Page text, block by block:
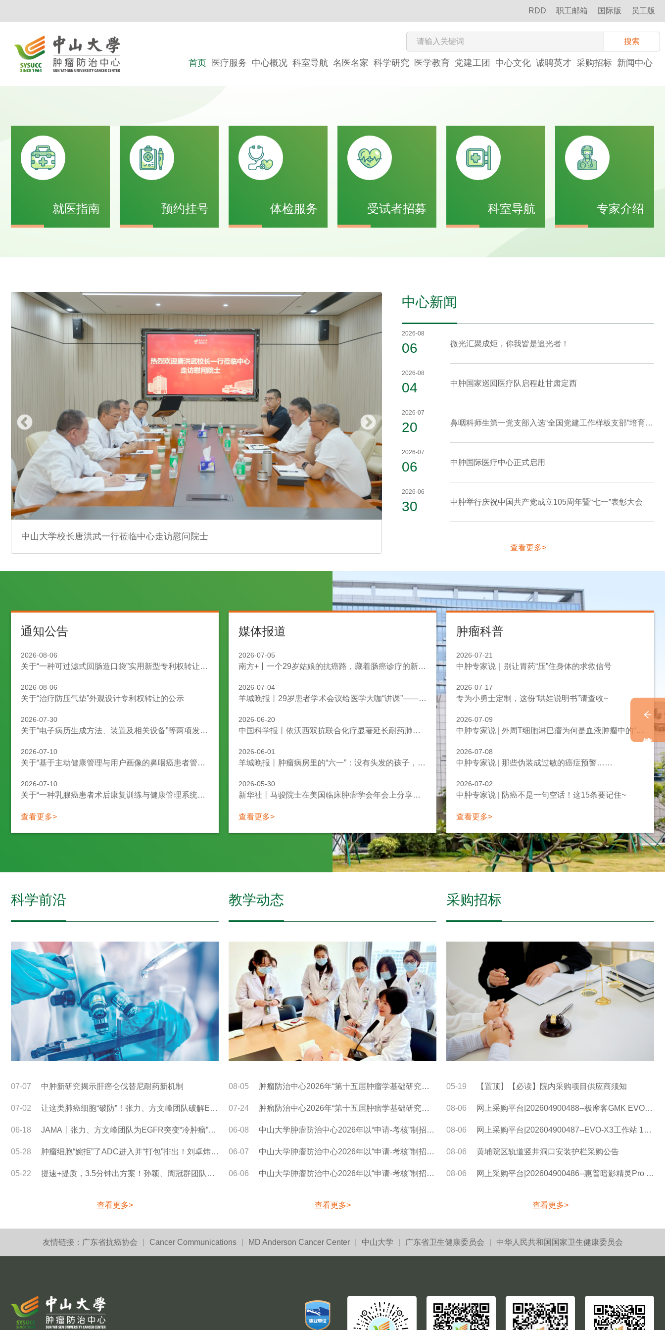
RDD 职工邮箱 国际版 员工版
搜索
首页 医疗服务 中心概况 科室导航 名医名家 科学研究 医学教育 党建工团 中心文化 诚聘英才 采购招标 新闻中心
就医指南 预约挂号 体检服务 受试者招募 科室导航 专家介绍
孙颖教授荣获“全国五一劳动奖章”
中心新闻
2026-08
06 微光汇聚成炬，你我皆是追光者！
2026-08
04 中肿国家巡回医疗队启程赴甘肃定西
2026-07
20 鼻咽科师生第一党支部入选“全国党建工作样板支部”培育创建单位
2026-07
06 中肿国际医疗中心正式启用
2026-06
30 中肿举行庆祝中国共产党成立105周年暨“七一”表彰大会
查看更多>
通知公告
2026-08-06
关于“一种可过滤式回肠造口袋”实用新型专利权转让的公示
2026-08-06
关于“治疗防压气垫”外观设计专利权转让的公示
2026-07-30
关于“电子病历生成方法、装置及相关设备”等两项发明专利申请权转让的公示
2026-07-10
关于“基于主动健康管理与用户画像的鼻咽癌患者管理机器人”发明专利申请权转让的公示
2026-07-10
关于“一种乳腺癌患者术后康复训练与健康管理系统和方法”发明专利申请权转让的公示
查看更多>
媒体报道
2026-07-05
南方+丨一个29岁姑娘的抗癌路，藏着肠癌诊疗的新方向
2026-07-04
羊城晚报丨29岁患者学术会议给医学大咖“讲课”——中国结直肠外科迈入“患者为本”时代
2026-06-20
中国科学报丨依沃西双抗联合化疗显著延长耐药肺癌总生存
2026-06-01
羊城晚报丨肿瘤病房里的“六一”：没有头发的孩子，有魔法
2026-05-30
新华社丨马骏院士在美国临床肿瘤学会年会上分享中国鼻咽癌诊疗之路
查看更多>
肿瘤科普
2026-07-21
中肿专家说｜别让胃药“压”住身体的求救信号
2026-07-17
专为小勇士定制，这份“哄娃说明书”请查收~
2026-07-09
中肿专家说 | 外周T细胞淋巴瘤为何是血液肿瘤中的“硬骨头”？
2026-07-08
中肿专家说 | 那些伪装成过敏的癌症预警……
2026-07-02
中肿专家说 | 防癌不是一句空话！这15条要记住~
查看更多>
科学前沿
07-07 中肿新研究揭示肝癌仑伐替尼耐药新机制
07-02 让这类肺癌细胞“破防”！张力、方文峰团队破解EGFR-TKI耐药难题
06-18 JAMA丨张力、方文峰团队为EGFR突变“冷肿瘤”患者带来免疫双抗生存获益新证据
05-28 肿瘤细胞“婉拒”了ADC进入并“打包”排出！刘卓炜团队发现尿路上皮癌治疗抵抗机制
05-22 提速+提质，3.5分钟出方案！孙颖、周冠群团队发布鼻咽癌AI放疗新进展
查看更多>
教学动态
08-05 肿瘤防治中心2026年“第十五届肿瘤学基础研究与临床诊治”全国优秀大学生夏令营接收营员名单
07-24 肿瘤防治中心2026年“第十五届肿瘤学基础研究与临床诊治”全国优秀大学生夏令营招生启事
06-08 中山大学肿瘤防治中心2026年以“申请-考核”制招收博士研究生拟录取名单（第四批）
06-07 中山大学肿瘤防治中心2026年以“申请-考核”制招收博士研究生第四批综合能力面试申请人名单及面试安排（第三批改报志愿补录面试）
06-06 中山大学肿瘤防治中心2026年以“申请-考核”制招收博士研究生改报志愿公告及计划（第三批改报志愿）
查看更多>
采购招标
05-19 【置顶】【必读】院内采购项目供应商须知
08-06 网上采购平台|202604900488--极摩客GMK EVO-X3 AMD锐龙AI Max+395迷你主机工作站采购公告
08-06 网上采购平台|202604900487--EVO-X3工作站 128G采购公告
08-06 黄埔院区轨道竖井洞口安装护栏采购公告
08-06 网上采购平台|202604900486--惠普暗影精灵Pro 16 Ultra9-290HX Plus笔记本电脑采购公告
查看更多>
友情链接： 广东省抗癌协会 Cancer Communications MD Anderson Cancer Center 中山大学 广东省卫生健康委员会 中华人民共和国国家卫生健康委员会